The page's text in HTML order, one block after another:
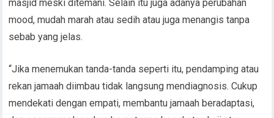
masjid meski ditemani. Selain itu juga adanya perubahan
mood, mudah marah atau sedih atau juga menangis tanpa
sebab yang jelas.
“Jika menemukan tanda-tanda seperti itu, pendamping atau
rekan jamaah diimbau tidak langsung mendiagnosis. Cukup
mendekati dengan empati, membantu jamaah beradaptasi,